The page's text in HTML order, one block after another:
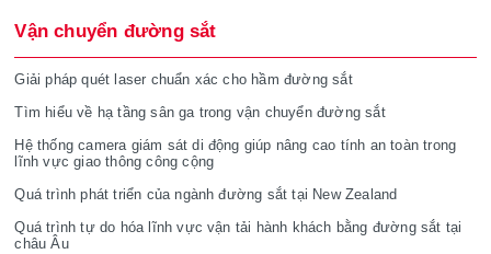
Vận chuyển đường sắt
Giải pháp quét laser chuẩn xác cho hầm đường sắt
Tìm hiểu về hạ tầng sân ga trong vận chuyển đường sắt
Hệ thống camera giám sát di động giúp nâng cao tính an toàn trong
lĩnh vực giao thông công cộng
Quá trình phát triển của ngành đường sắt tại New Zealand
Quá trình tự do hóa lĩnh vực vận tải hành khách bằng đường sắt tại
châu Âu